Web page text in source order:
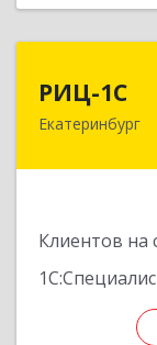
РИЦ-1С
Екатеринбург
Клиентов на
620102,